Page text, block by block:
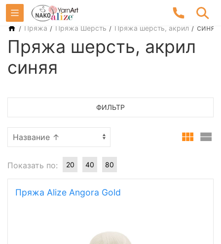
/ Пряжа / Пряжа Шерсть / Пряжа шерсть, акрил / синяя
Пряжа шерсть, акрил
синяя
ФИЛЬТР
Показать по: 20 40 80
Пряжа Alize Angora Gold